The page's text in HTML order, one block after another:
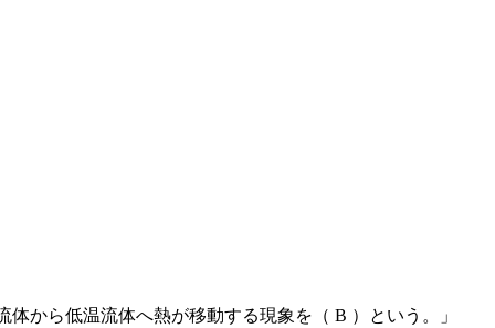
から低温流体へ熱が移動する現象を（ B ）という。」